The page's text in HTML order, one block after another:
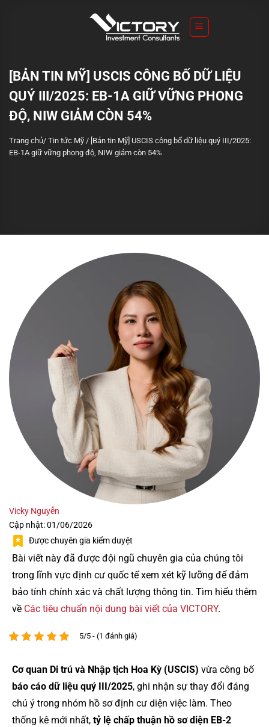
[BẢN TIN MỸ] USCIS CÔNG BỐ DỮ LIỆU
QUÝ III/2025: EB-1A GIỮ VỮNG PHONG
ĐỘ, NIW GIẢM CÒN 54%
Trang chủ/ Tin tức Mỹ / [Bản tin Mỹ] USCIS công bố dữ liệu quý III/2025:
EB-1A giữ vững phong độ, NIW giảm còn 54%
Vicky Nguyễn
Cập nhật: 01/06/2026
Được chuyên gia kiểm duyệt
Bài viết này đã được đội ngũ chuyên gia của chúng tôi
trong lĩnh vực định cư quốc tế xem xét kỹ lưỡng để đảm
bảo tính chính xác và chất lượng thông tin. Tìm hiểu thêm
về Các tiêu chuẩn nội dung bài viết của VICTORY.
5/5 - (1 đánh giá)
Cơ quan Di trú và Nhập tịch Hoa Kỳ (USCIS) vừa công bố
báo cáo dữ liệu quý III/2025, ghi nhận sự thay đổi đáng
chú ý trong nhóm hồ sơ định cư diện việc làm. Theo
thống kê mới nhất, tỷ lệ chấp thuận hồ sơ diện EB-2